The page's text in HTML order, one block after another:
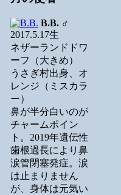
B.B.♂
2017.5.17生
ネザーランドドワ
ーフ（大きめ）
うさぎ村出身、オ
レンジ（ミスカラ
ー）
鼻が半分白いのが
チャームポイン
ト。2019年遺伝性
歯根過長により鼻
涙管閉塞発症。涙
は止まりません
が、身体は元気い